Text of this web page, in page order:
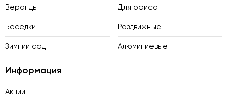
Веранды
Беседки
Зимний сад
Для офиса
Раздвижные
Алюминиевые
Информация
Акции